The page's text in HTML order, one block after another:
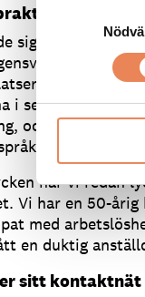
Samtyckesval
sig för hos några
Elva
Två dagar i
i service och
och tre dagar
på plats hos
har vi redan
Vi har en 50-årig
med
en duktig
sitt kontaktnät